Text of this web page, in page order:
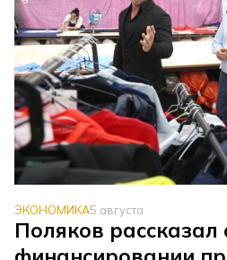
ЭКОНОМИКА5 августа
Поляков рассказал